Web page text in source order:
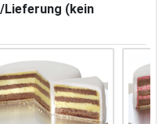
Lieferung (kein